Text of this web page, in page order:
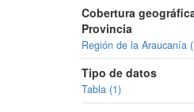
Cobertura
Provincia
Región de la Araucanía
Tipo de datos
Tabla (1)